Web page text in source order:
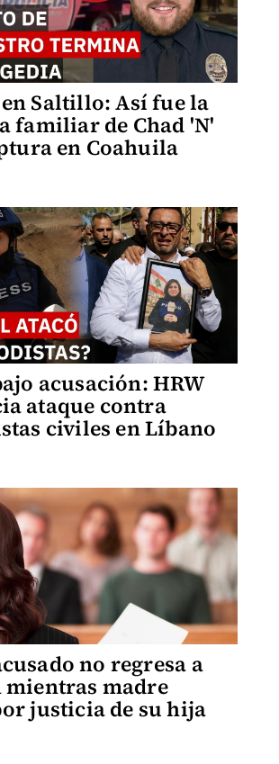
Saltillo: Así fue la
familiar de Chad 'N'
en Coahuila
acusación: HRW
ataque contra
civiles en Líbano
no regresa a
madre
justicia de su hija